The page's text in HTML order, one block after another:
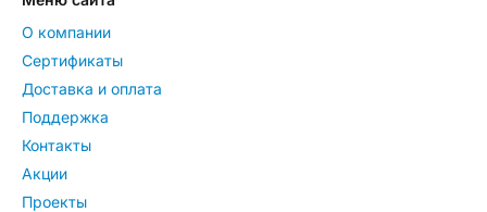
О компании
Сертификаты
Доставка и оплата
Поддержка
Контакты
Акции
Проекты